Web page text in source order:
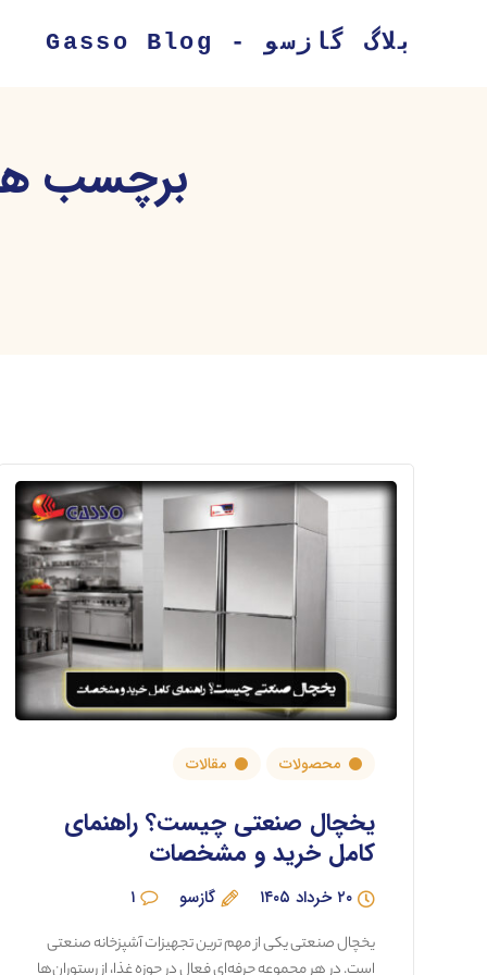
بلاگ گازسو - Gasso Blog
برچسب
محصولات مقالات
یخچال صنعتی چیست؟ راهنمای
کامل خرید و مشخصات
۲۰ خرداد ۱۴۰۵ گازسو ۱
یخچال صنعتی یکی از مهم ترین تجهیزات آشپزخانه صنعتی
است. در هر مجموعه حرفه‌ای فعال در حوزه غذا، از رستوران‌ها